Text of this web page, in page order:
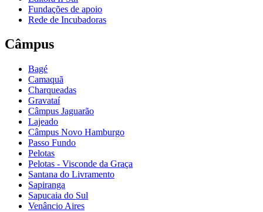
Fundações de apoio
Rede de Incubadoras
Câmpus
Bagé
Camaquã
Charqueadas
Gravataí
Câmpus Jaguarão
Lajeado
Câmpus Novo Hamburgo
Passo Fundo
Pelotas
Pelotas - Visconde da Graça
Santana do Livramento
Sapiranga
Sapucaia do Sul
Venâncio Aires